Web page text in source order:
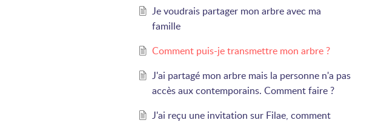
Je voudrais partager mon arbre avec ma
famille
Comment puis-je transmettre mon arbre ?
J'ai partagé mon arbre mais la personne n'a pas
accès aux contemporains. Comment faire ?
J'ai reçu une invitation sur Filae, comment